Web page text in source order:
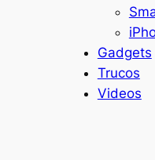
Gadgets
Trucos
Videos